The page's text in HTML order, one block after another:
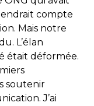
compte
Mais notre
L’élan
était déformée.
soutenir
J’ai